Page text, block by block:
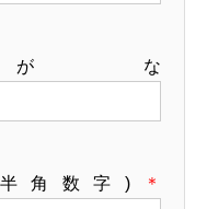
な
角数字)＊